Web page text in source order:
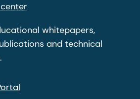
whitepapers,
and technical